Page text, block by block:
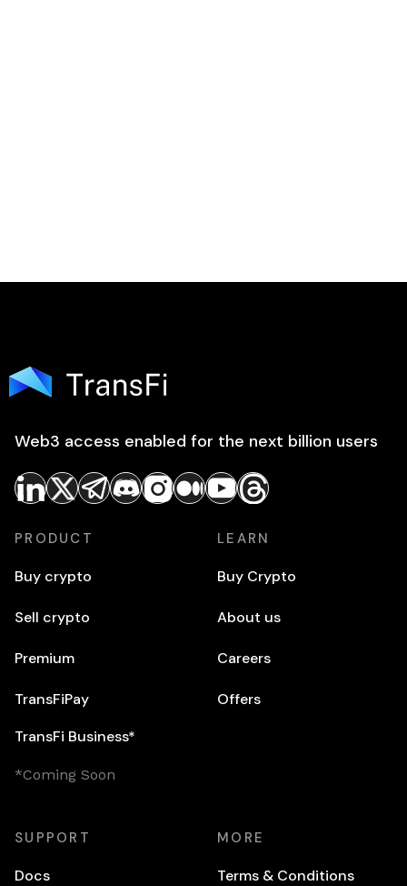
Web3 access enabled for the next billion users
PRODUCT
Buy crypto
Sell crypto
Premium
TransFiPay
TransFi Business*
*Coming Soon
LEARN
Buy Crypto
About us
Careers
Offers
SUPPORT
Docs
MORE
Terms & Conditions